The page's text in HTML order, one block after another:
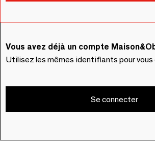
Vous avez déjà un compte
Utilisez les mêmes identifiants pour
Se connecter